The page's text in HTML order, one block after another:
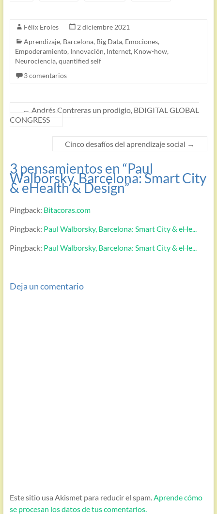
Félix Eroles
2 diciembre 2021
Aprendizaje, Barcelona, Big Data, Emociones,
Empoderamiento, Innovación, Internet, Know-how,
Neurociencia, quantified self
3 comentarios
← Andrés Contreras un prodigio, BDIGITAL GLOBAL
CONGRESS
Cinco desafíos del aprendizaje social →
3 pensamientos en “Paul
Walborsky, Barcelona: Smart City
& eHealth & Design”
Pingback: Bitacoras.com
Pingback: Paul Walborsky, Barcelona: Smart City & eHe...
Pingback: Paul Walborsky, Barcelona: Smart City & eHe...
Deja un comentario
Este sitio usa Akismet para reducir el spam. Aprende cómo
se procesan los datos de tus comentarios.